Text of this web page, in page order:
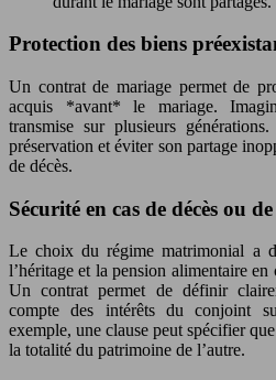
Protection des biens
Un contrat de mariage permet de
acquis *avant* le mariage.
transmise sur plusieurs
préservation et éviter son partage
de décès.
Sécurité en cas de décès ou
Le choix du régime matrimonial a
l’héritage et la pension alimentaire en
Un contrat permet de définir
compte des intérêts du conjoint
exemple, une clause peut spécifier
la totalité du patrimoine de l’autre.